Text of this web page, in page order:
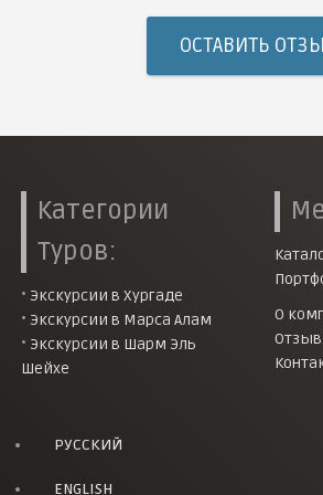
ОСТАВИТЬ
Категории
Туров:
• Экскурсии в Хургаде
• Экскурсии в Марса Алам
• Экскурсии в Шарм Эль
Шейхе
РУССКИЙ
ENGLISH
О